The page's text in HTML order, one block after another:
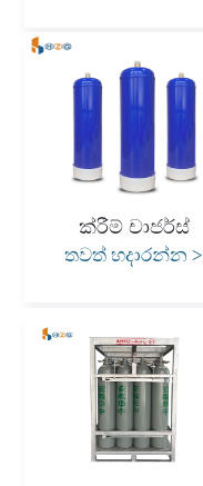
ක්රීම් චාජර්ස්
තවත් හදාරන්න>